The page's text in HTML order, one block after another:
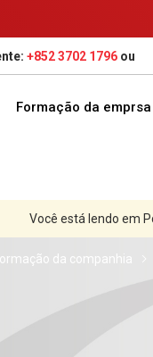
+852 3702 1796 ou
Formação da emprsa
Você está lendo em
da companhia